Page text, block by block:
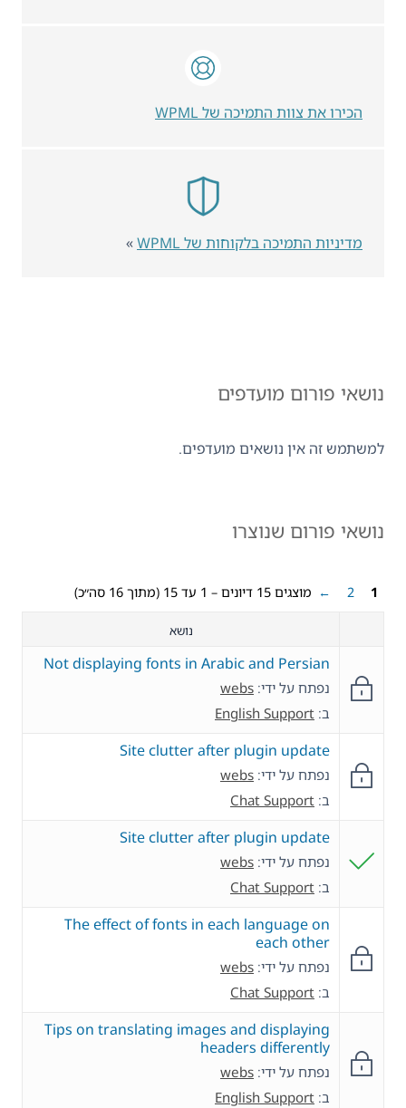
נושאי פורום מועדפים
למשתמש זה אין נושאים מועדפים.
נושאי פורום שנוצרו
מוצגים 15 דיונים – 1 עד 15 (מתוך 16 סה״כ) 1
2
←
נושא
Not displaying fonts in Arabic and Persian
נפתח על ידי: webs
ב: English Support
Site clutter after plugin update
נפתח על ידי: webs
ב: Chat Support
Site clutter after plugin update
נפתח על ידי: webs
ב: Chat Support
The effect of fonts in each language on
each other
נפתח על ידי: webs
ב: Chat Support
Tips on translating images and displaying
headers differently
נפתח על ידי: webs
ב: English Support
הכירו את צוות התמיכה של WPML
מדיניות התמיכה בלקוחות של WPML »